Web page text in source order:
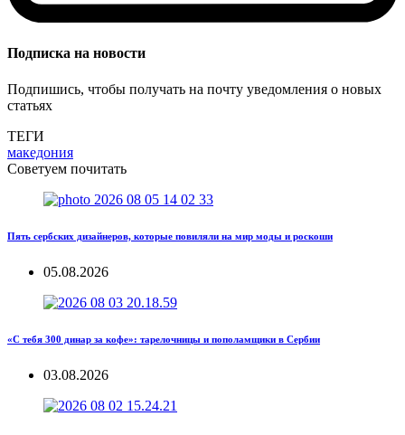
Подписка на новости
Подпишись, чтобы получать на почту уведомления о новых
статьях
ТЕГИ
македония
Советуем почитать
Пять сербских дизайнеров, которые повиляли на мир моды и роскоши
05.08.2026
«С тебя 300 динар за кофе»: тарелочницы и пополамщики в Сербии
03.08.2026